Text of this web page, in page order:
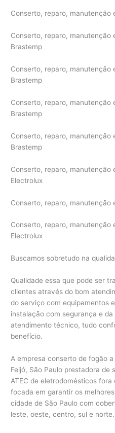
Conserto, reparo, manutenção
Conserto, reparo, manutenção
Brastemp
Conserto, reparo, manutenção
Brastemp
Conserto, reparo, manutenção
Brastemp
Conserto, reparo, manutenção
Brastemp
Conserto, reparo, manutenção
Electrolux
Conserto, reparo, manutenção
Conserto, reparo, manutenção
Electrolux
Buscamos sobretudo na
Qualidade essa que pode ser
clientes através do bom
do serviço com equipamentos
instalação com segurança e
atendimento técnico, tudo
benefício.
A empresa conserto de fogão
Feijó, São Paulo prestadora
ATEC de eletrodomésticos
focada em garantir os
cidade de São Paulo com
leste, oeste, centro, sul e norte.